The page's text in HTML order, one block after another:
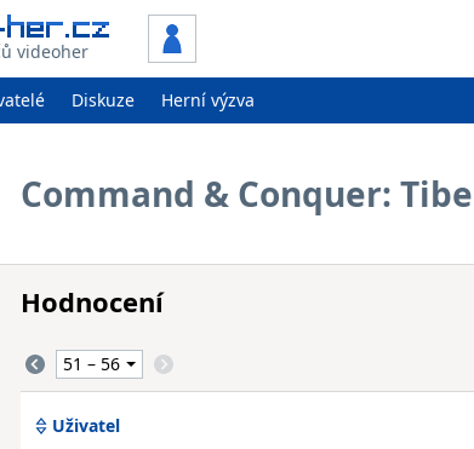
videoher
Diskuze Herní výzva
Command & Conquer:
Hodnocení
Uživatel